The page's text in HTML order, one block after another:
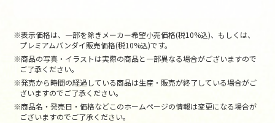
※表示価格は、一部を除きメーカー希望小売価格(税10%込)、もしくは、
プレミアムバンダイ販売価格(税10%込)です。
※商品の写真・イラストは実際の商品と一部異なる場合がございますので
ご了承ください。
※発売から時間の経過している商品は生産・販売が終了している場合がご
ざいますのでご了承ください。
※商品名・発売日・価格などこのホームページの情報は変更になる場合が
ございますのでご了承ください。